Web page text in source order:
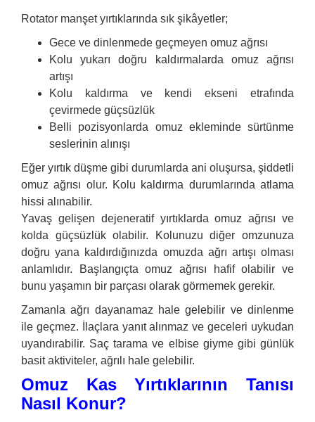
Rotator manşet yırtıklarında sık şikâyetler;
Gece ve dinlenmede geçmeyen omuz ağrısı
Kolu yukarı doğru kaldırmalarda omuz ağrısı
artışı
Kolu kaldırma ve kendi ekseni etrafında
çevirmede güçsüzlük
Belli pozisyonlarda omuz ekleminde sürtünme
seslerinin alınışı
Eğer yırtık düşme gibi durumlarda ani oluşursa, şiddetli
omuz ağrısı olur. Kolu kaldırma durumlarında atlama
hissi alınabilir.
Yavaş gelişen dejeneratif yırtıklarda omuz ağrısı ve
kolda güçsüzlük olabilir. Kolunuzu diğer omzunuza
doğru yana kaldırdığınızda omuzda ağrı artışı olması
anlamlıdır. Başlangıçta omuz ağrısı hafif olabilir ve
bunu yaşamın bir parçası olarak görmemek gerekir.
Zamanla ağrı dayanamaz hale gelebilir ve dinlenme
ile geçmez. İlaçlara yanıt alınmaz ve geceleri uykudan
uyandırabilir. Saç tarama ve elbise giyme gibi günlük
basit aktiviteler, ağrılı hale gelebilir.
Omuz Kas Yırtıklarının Tanısı
Nasıl Konur?